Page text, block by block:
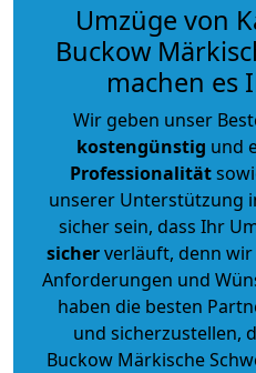
Umzüge von
Buckow
machen es
Wir geben unser
kostengünstig und
Professionalität
unserer Unterstützung
sicher sein, dass Ihr
sicherverläuft, denn wir
Anforderungen und
haben die besten
und sicherzustellen,
Buckow Märkische